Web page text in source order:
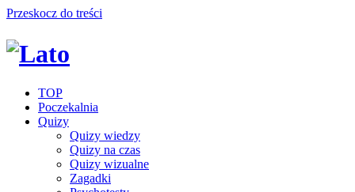
Przeskocz do treści
TOP
Poczekalnia
Quizy
Quizy wiedzy
Quizy na czas
Quizy wizualne
Zagadki